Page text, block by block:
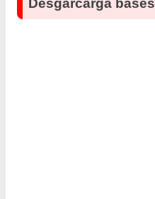
Desgarcarga bases